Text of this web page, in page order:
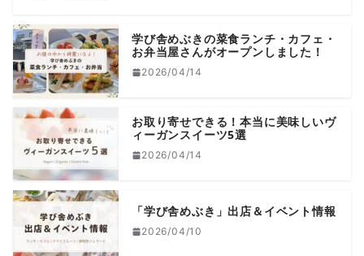
学び舎めぶきの菜食ランチ・カフェ・
お弁当屋さんがオープンしました！
2026/04/14
お取り寄せできる！本当に美味しいヴ
ィーガンスイーツ5選
2026/04/14
「学び舎めぶき」出店＆イベント情報
2026/04/10